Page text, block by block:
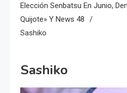
Elección Senbatsu En Junio,
Quijote» Y News 48
Sashiko
Sashiko